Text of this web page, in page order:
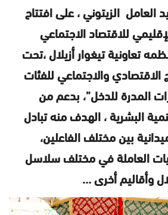
العامل الزيتوني ، على افتتاح
للاقتصاد الاجتماعي
تعاونية تيغوار أزيلال ،تحت
الاقتصادي والاجتماعي للفئات
المدرة للدخل”، بدعم من
البشرية ، الهدف منه تبادل
بين مختلف الفاعلين،
العاملة في مختلف سلاسل
وأقاليم أخرى …